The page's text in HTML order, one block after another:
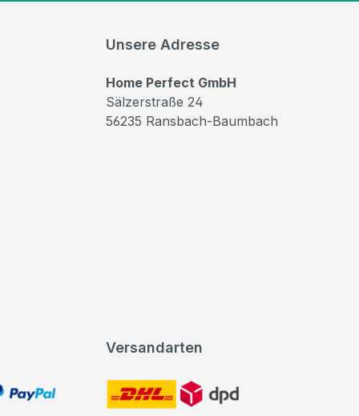
Versandarten
Unsere Adresse
Home Perfect GmbH
Sälzerstraße 24
56235 Ransbach-Baumbach